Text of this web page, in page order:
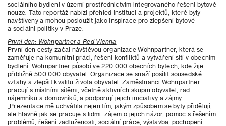
sociálního bydlení v území prostřednictvím integrovaného řešení bytové
nouze. Tato reportáž nabízí přehled institucí a projektů, které byly
navštíveny a mohou posloužit jako inspirace pro zlepšení bytové
a sociální politiky v Praze.
První den: Wohnpartner a Red Vienna
První den cesty začal návštěvou organizace Wohnpartner, která se
zaměřuje na komunitní práci, řešení konfliktů a vytváření sítí v obecním
bydlení. Wohnpartner působí ve 220 000 obecních bytech, kde žije
přibližně 500 000 obyvatel. Organizace se snaží posílit sousedské
vztahy a zlepšit kvalitu života obyvatel. Zaměstnanci Wohnpartner
pracují s místními sítěmi, včetně aktivních skupin obyvatel, rad
nájemníků a domovníků, a podporují jejich iniciativy a zájmy.
„Prezentace mě uchvátila nejen tím, jakým způsobem se byty přidělují,
ale hlavně jak se pracuje s lidmi: zájem o jejich názor, pomoc s řešením
problémů, řešení zadluženosti, sociální práce, výstavba, pochopení